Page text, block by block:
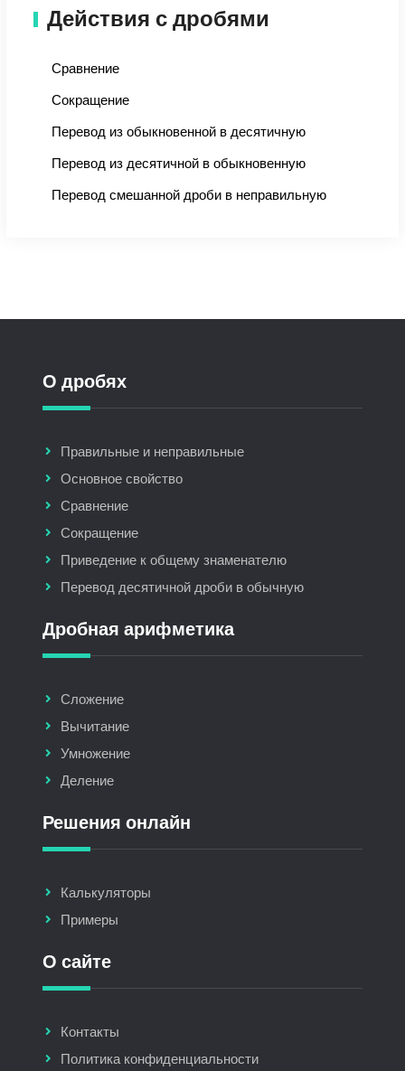
Действия с дробями
Сравнение
Сокращение
Перевод из обыкновенной в десятичную
Перевод из десятичной в обыкновенную
Перевод смешанной дроби в неправильную
О дробях
Правильные и неправильные
Основное свойство
Сравнение
Сокращение
Приведение к общему знаменателю
Перевод десятичной дроби в обычную
Дробная арифметика
Сложение
Вычитание
Умножение
Деление
Решения онлайн
Калькуляторы
Примеры
О сайте
Контакты
Политика конфиденциальности